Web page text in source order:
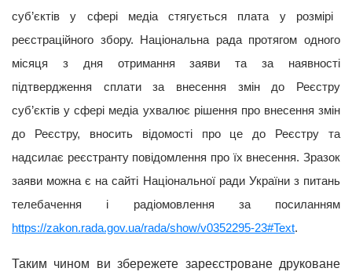
суб’єктів у сфері медіа стягується плата у розмірі
реєстраційного збору. Національна рада протягом одного
місяця з дня отримання заяви та за наявності
підтвердження сплати за внесення змін до Реєстру
суб’єктів у сфері медіа ухвалює рішення про внесення змін
до Реєстру, вносить відомості про це до Реєстру та
надсилає реєстранту повідомлення про їх внесення. Зразок
заяви можна є на сайті Національної ради України з питань
телебачення і радіомовлення за посиланням
https://zakon.rada.gov.ua/rada/show/v0352295-23#Text.
Таким чином ви збережете зареєстроване друковане